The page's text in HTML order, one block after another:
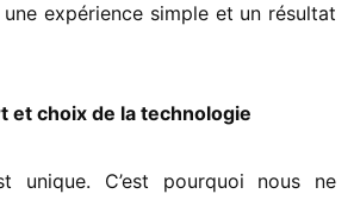
expérience simple et un résultat
et choix de la technologie
unique. C’est pourquoi nous ne